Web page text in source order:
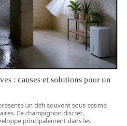
: causes et solutions pour un
un défi souvent sous-estimé
Ce champignon discret,
principalement dans les